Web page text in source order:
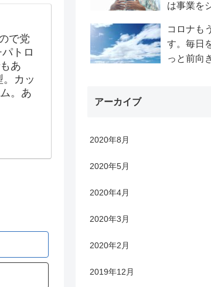
で党
トロ
あ
カッ
。あ
は事業を
コロナも
す。毎日
っと前向
アーカイブ
2020年8月
2020年5月
2020年4月
2020年3月
2020年2月
2019年12月